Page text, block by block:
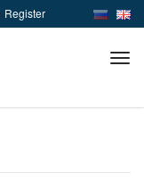
Register